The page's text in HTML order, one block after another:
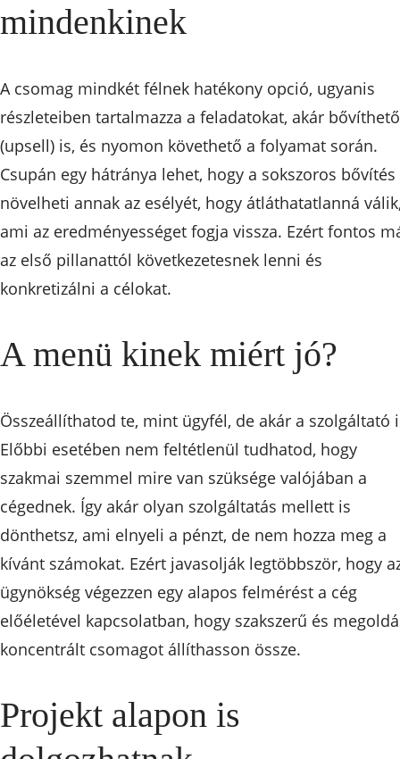
mindenkinek
A csomag mindkét félnek hatékony opció, ugyanis
részleteiben tartalmazza a feladatokat, akár bővíthető
(upsell) is, és nyomon követhető a folyamat során.
Csupán egy hátránya lehet, hogy a sokszoros bővítés
növelheti annak az esélyét, hogy átláthatatlanná
ami az eredményességet fogja vissza. Ezért fontos
az első pillanattól következetesnek lenni és
konkretizálni a célokat.
A menü kinek miért jó?
Összeállíthatod te, mint ügyfél, de akár a szolgáltató
Előbbi esetében nem feltétlenül tudhatod, hogy
szakmai szemmel mire van szüksége valójában a
cégednek. Így akár olyan szolgáltatás mellett is
dönthetsz, ami elnyeli a pénzt, de nem hozza meg a
kívánt számokat. Ezért javasolják legtöbbször, hogy
ügynökség végezzen egy alapos felmérést a cég
előéletével kapcsolatban, hogy szakszerű és
koncentrált csomagot állíthasson össze.
Projekt alapon is